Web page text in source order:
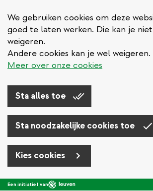
We gebruiken cookies om deze
goed te laten werken. Die kan je niet
weigeren.
Andere cookies kan je wel weigeren.
Meer over onze cookies
Sta alles toe
Sta noodzakelijke cookies toe
Kies cookies
Overslaan
Een initiatief van